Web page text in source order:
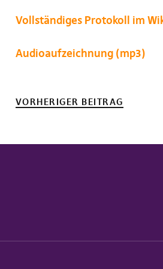
Vollständiges Protokoll im
Audioaufzeichnung (mp3)
VORHERIGER BEITRAG